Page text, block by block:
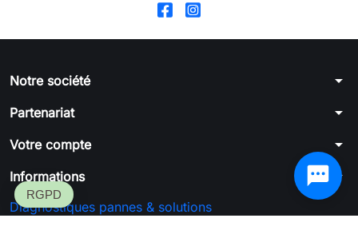
Notre société arrow_drop_down
Partenariat arrow_drop_down
Votre compte arrow_drop_down
Informations arrow_drop_down
Diagnostiques pannes & solutions